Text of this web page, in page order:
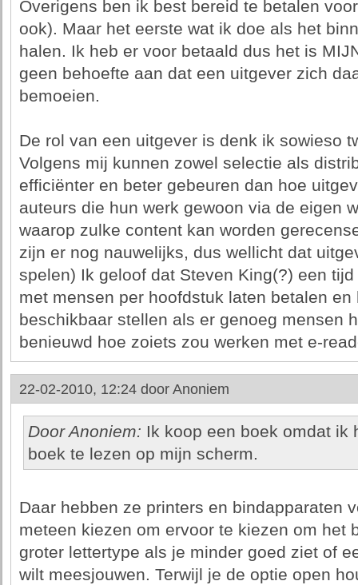
Overigens ben ik best bereid te betalen
ook). Maar het eerste wat ik doe als het
halen. Ik heb er voor betaald dus het is
geen behoefte aan dat een uitgever zich
bemoeien.
De rol van een uitgever is denk ik sowieso
Volgens mij kunnen zowel selectie als
efficiënter en beter gebeuren dan hoe
auteurs die hun werk gewoon via de eigen
waarop zulke content kan worden
zijn er nog nauwelijks, dus wellicht dat
spelen) Ik geloof dat Steven King(?) een
met mensen per hoofdstuk laten betalen
beschikbaar stellen als er genoeg mensen
benieuwd hoe zoiets zou werken met e-
22-02-2010, 12:24 door Anoniem
Door Anoniem: Ik koop een boek omdat ik
boek te lezen op mijn scherm.
Daar hebben ze printers en bindapparaten
meteen kiezen om ervoor te kiezen om het
groter lettertype als je minder goed ziet of
wilt meesjouwen. Terwijl je de optie open